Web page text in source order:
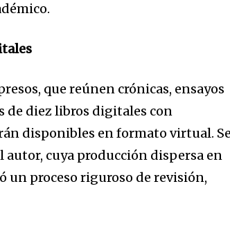
que reúnen crónicas, ensayos
de diez libros digitales con
disponibles en formato virtual. Se
cuya producción dispersa en
un proceso riguroso de revisión,